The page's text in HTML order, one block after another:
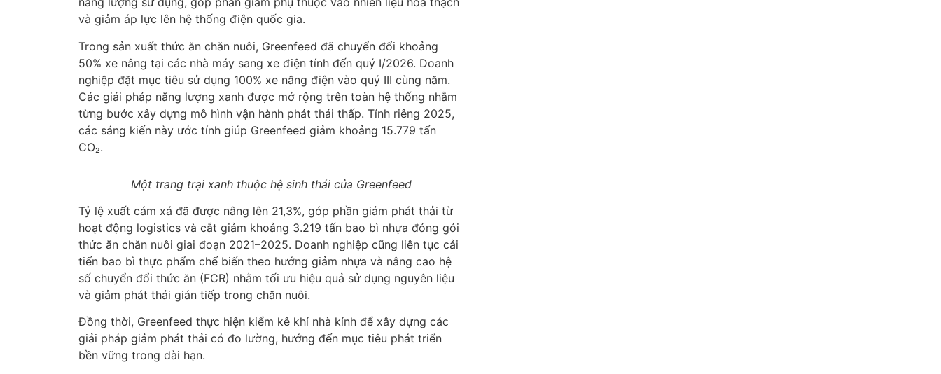
và giảm áp lực lên hệ thống điện quốc gia.
Trong sản xuất thức ăn chăn nuôi, Greenfeed đã chuyển đổi khoảng
50% xe nâng tại các nhà máy sang xe điện tính đến quý I/2026. Doanh
nghiệp đặt mục tiêu sử dụng 100% xe nâng điện vào quý III cùng năm.
Các giải pháp năng lượng xanh được mở rộng trên toàn hệ thống nhằm
từng bước xây dựng mô hình vận hành phát thải thấp. Tính riêng 2025,
các sáng kiến này ước tính giúp Greenfeed giảm khoảng 15.779 tấn
CO₂.
Một trang trại xanh thuộc hệ sinh thái của Greenfeed
Tỷ lệ xuất cám xá đã được nâng lên 21,3%, góp phần giảm phát thải từ
hoạt động logistics và cắt giảm khoảng 3.219 tấn bao bì nhựa đóng gói
thức ăn chăn nuôi giai đoạn 2021–2025. Doanh nghiệp cũng liên tục cải
tiến bao bì thực phẩm chế biến theo hướng giảm nhựa và nâng cao hệ
số chuyển đổi thức ăn (FCR) nhằm tối ưu hiệu quả sử dụng nguyên liệu
và giảm phát thải gián tiếp trong chăn nuôi.
Đồng thời, Greenfeed thực hiện kiểm kê khí nhà kính để xây dựng các
giải pháp giảm phát thải có đo lường, hướng đến mục tiêu phát triển
bền vững trong dài hạn.